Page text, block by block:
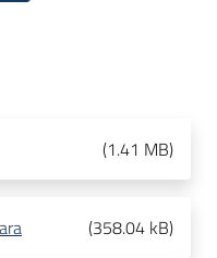
(1.41 MB)
(358.04 kB)